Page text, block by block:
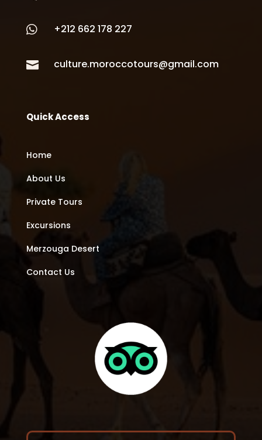
 +212 662 178 227
 culture.moroccotours@gmail.com
Quick Access
Home
About Us
Private Tours
Excursions
Merzouga Desert
Contact Us